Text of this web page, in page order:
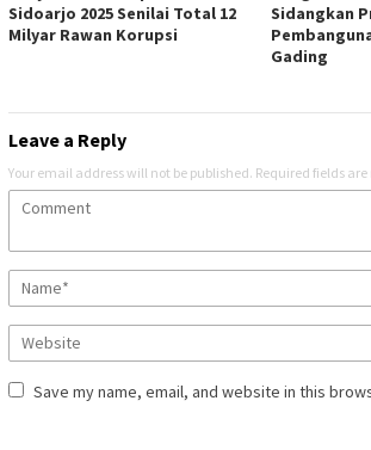
Sidoarjo 2025 Senilai Total 12
Milyar Rawan Korupsi
Sidangkan
Gading
Leave a Reply
Your email address will not be published. Required fields
Save my name, email, and website in this